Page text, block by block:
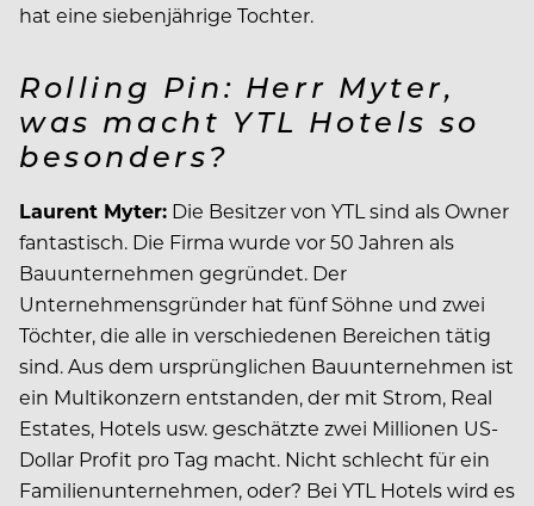
hat eine siebenjährige Tochter.
Rolling Pin: Herr Myter,
was macht YTL Hotels so
besonders?
Laurent Myter: Die Besitzer von YTL sind als Owner
fantastisch. Die Firma wurde vor 50 Jahren als
Bauunternehmen gegründet. Der
Unternehmensgründer hat fünf Söhne und zwei
Töchter, die alle in verschiedenen Bereichen tätig
sind. Aus dem ursprünglichen Bauunternehmen ist
ein Multikonzern entstanden, der mit Strom, Real
Estates, Hotels usw. geschätzte zwei Millionen US-
Dollar Profit pro Tag macht. Nicht schlecht für ein
Familienunternehmen, oder? Bei YTL Hotels wird es